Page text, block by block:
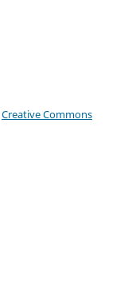
Creative Commons